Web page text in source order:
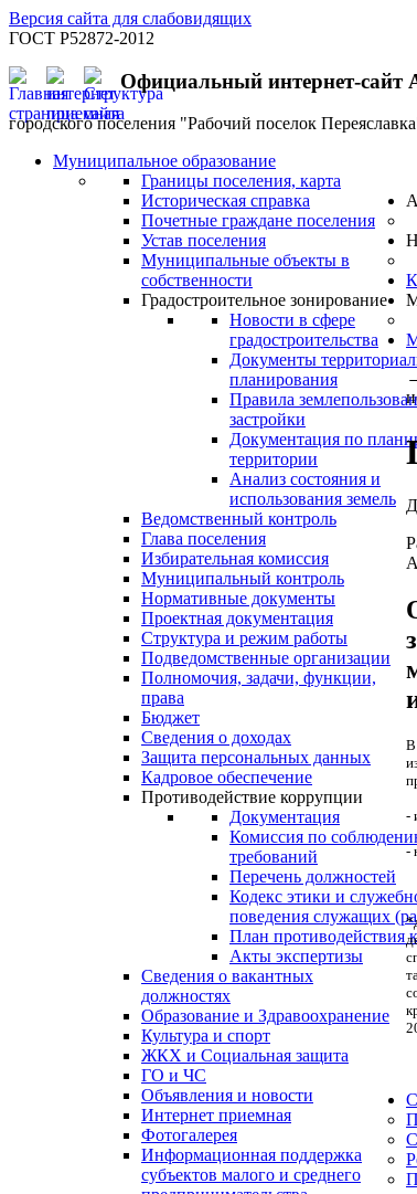
Версия сайта для слабовидящих
ГОСТ Р52872-2012
Официальный интернет-сайт
городского поселения "Рабочий поселок
Муниципальное образование
Границы поселения, карта
Историческая справка
Почетные граждане поселения
Устав поселения
Муниципальные объекты в
собственности
Градостроительное зонирование
Новости в сфере
градостроительства
Документы
планирования
Правила
застройки
Документация по
территории
Анализ состояния и
использования земель
Ведомственный контроль
Глава поселения
Избирательная комиссия
Муниципальный контроль
Нормативные документы
Проектная документация
Структура и режим работы
Подведомственные организации
Полномочия, задачи, функции,
права
Бюджет
Сведения о доходах
Защита персональных данных
Кадровое обеспечение
Противодействие коррупции
Документация
Комиссия по
требований
Перечень должностей
Кодекс этики и
поведения служащих
План противодействия
Акты экспертизы
Сведения о вакантных
должностях
Образование и Здравоохранение
Культура и спорт
ЖКХ и Социальная защита
ГО и ЧС
Объявления и новости
Интернет приемная
Фотогалерея
Информационная поддержка
субъектов малого и среднего
В
-
-